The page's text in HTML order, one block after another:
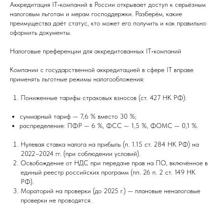
Аккредитация IT‑компаний в России открывает доступ к серьёзным
налоговым льготам и мерам господдержки. Разберём, какие
преимущества даёт статус, кто может его получить и как правильно
оформить документы.
Налоговые преференции для аккредитованных IT‑компаний
Компании с государственной аккредитацией в сфере IT вправе
применять льготные режимы налогообложения:
Пониженные тарифы страховых взносов (ст. 427 НК РФ):
суммарный тариф — 7,6 % вместо 30 %;
распределение: ПФР — 6 %, ФСС — 1,5 %, ФОМС — 0,1 %.
Нулевая ставка налога на прибыль (п. 1.15 ст. 284 НК РФ) на
2022–2024 гг. (при соблюдении условий).
Освобождение от НДС при передаче прав на ПО, включённое в
единый реестр российских программ (пп. 26 п. 2 ст. 149 НК
РФ).
Мораторий на проверки (до 2025 г.) — плановые неналоговые
проверки не проводятся.